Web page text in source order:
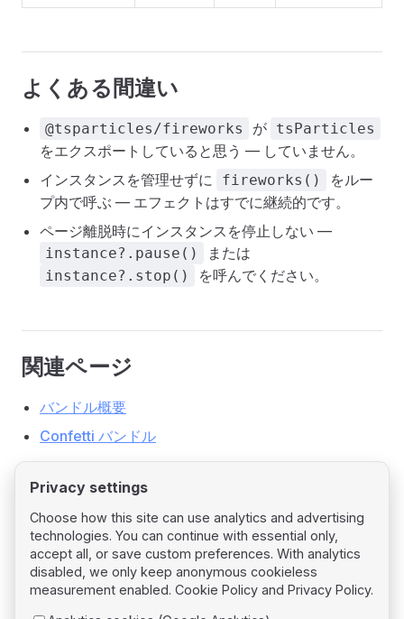
よくある間違い
@tsparticles/fireworks が tsParticles
をエクスポートしていると思う — していません。
インスタンスを管理せずに
fireworks()
をルー
プ内で呼ぶ — エフェクトはすでに継続的です。
ページ離脱時にインスタンスを停止しない —
instance?.pause() または
instance?.stop() を呼んでください。
関連ページ
バンドル概要
Confetti バンドル
PagerPrevious page
Confetti
Privacy settings
Choose how this site can use analytics and advertising
technologies. You can continue with essential only,
accept all, or save custom preferences. With analytics
disabled, we only keep anonymous cookieless
measurement enabled. Cookie Policy and Privacy Policy.